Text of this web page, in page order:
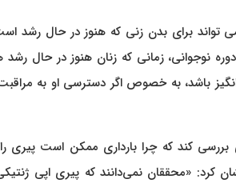
می تواند برای بدن زنی که هنوز در حال
نوجوانی، زمانی که زنان هنوز در حال
باشد، به خصوص اگر دسترسی او به
بررسی کند که چرا بارداری ممکن است پیری
کرد: «محققان نمی‌دانند که پیری اپی